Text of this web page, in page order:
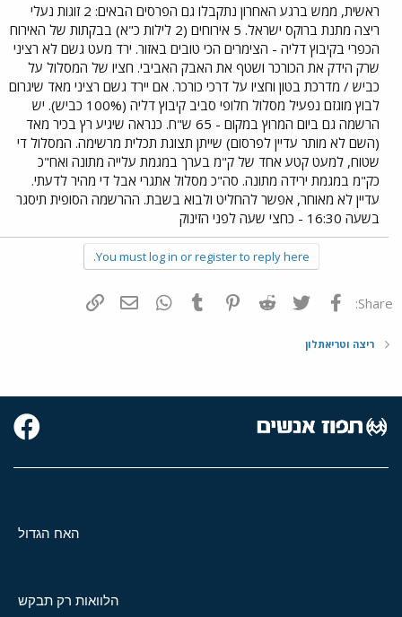
ראשית, ממש ברגע האחרון נתקבלו גם הפרסים הבאים: 2 זוגות נעלי
ריצה מתנת ברוקס ישראל. 5 אירוחים (2 לילות כ"א) בבקתות של האירוח
הכפרי בקיבוץ דליה - הצימרים הכי טובים באזור. ירד מעט גשם לא רציני
שרק הידק את הכורכר ושטף את האבק האביבי. חציו של המסלול על
כביש / מדרכת בטון וחציו על דרכי כורכר. אם יירד גשם רציני מאד שיגרום
לבוץ מוגזם נפעיל מסלול חלופי סביב קיבוץ דליה (100% כביש). יש
הרשמה גם ביום המרוץ במקום - 65 ש"ח. כנראה שיגיע רץ בכיר מאד
(השם לא מותר עדיין לפרסום) שייתן תצוגת תכלית מרשימה. המסלול די
שטוח, למעט קטע אחד של ק"מ בערך במגמת עלייה מתונה ואח"כ
כק"מ במגמת ירידה מתונה. סה"כ מסלול אתגרי אבל די מהיר לדעתי.
עדיין לא מאוחר, אפשר להחליט ולבוא בשבת. ההרשמה הסופית תיסגר
בשעה 16:30 - כחצי שעה לפני הזינוק
You must log in or register to reply here.
Share: פייסבוק Twitter
Reddit
Pinterest
Tumblr
WhatsAppדואר אלקטרוני
ריצה וטריאתלון
האח הגדול
הלוואות רק תבקש